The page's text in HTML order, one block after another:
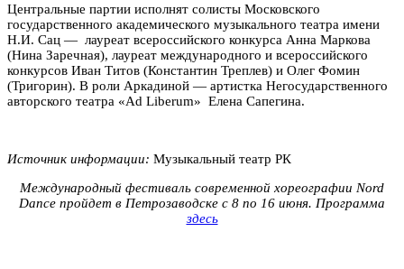
Центральные партии исполнят солисты Московского
государственного академического музыкального театра имени
Н.И. Сац — лауреат всероссийского конкурса Анна Маркова
(Нина Заречная), лауреат международного и всероссийского
конкурсов Иван Титов (Константин Треплев) и Олег Фомин
(Тригорин). В роли Аркадиной — артистка Негосударственного
авторского театра «Ad Liberum» Елена Сапегина.
Источник информации: Музыкальный театр РК
Международный фестиваль современной хореографии Nord
Dance пройдет в Петрозаводске с 8 по 16 июня. Программа
здесь